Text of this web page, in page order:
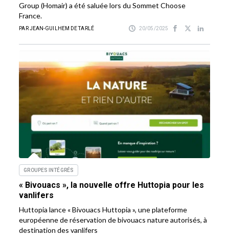
Group (Homair) a été saluée lors du Sommet Choose
France.
PAR JEAN-GUILHEM DE TARLÉ 20/05/2025
GROUPES INTÉGRÉS
« Bivouacs », la nouvelle offre Huttopia pour les
vanlifers
Huttopia lance « Bivouacs Huttopia », une plateforme
européenne de réservation de bivouacs nature autorisés, à
destination des vanlifers